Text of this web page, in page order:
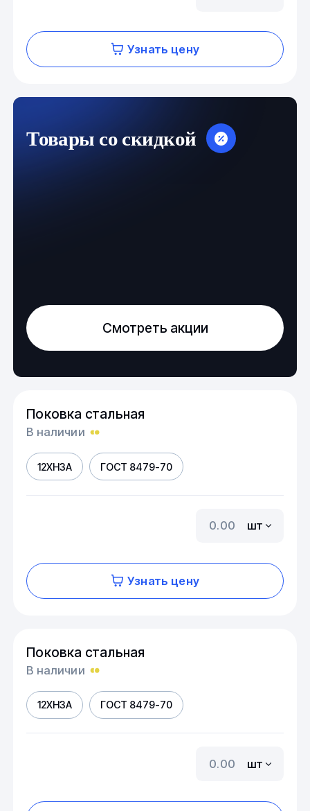
Узнать цену
Товары со скидкой
Смотреть акции
Поковка стальная
В наличии
12ХН3А ГОСТ 8479-70
шт
Узнать цену
Поковка стальная
В наличии
12ХН3А ГОСТ 8479-70
шт